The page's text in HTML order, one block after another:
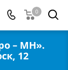
0
– МН».
12